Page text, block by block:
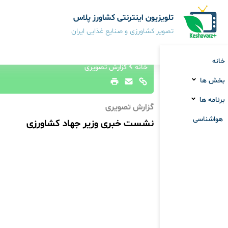
تلویزیون اینترنتی کشاورز پلاس
تصویر کشاورزی و صنایع غذایی ایران
خانه
بخش ها
برنامه ها
هواشناسی
خانه گزارش تصویری
گزارش تصویری
نشست خبری وزیر جهاد کشاورزی